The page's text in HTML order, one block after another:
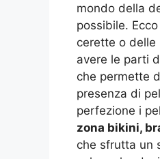
mondo della
possibile.
cerette o delle
avere le parti
che permette
presenza di
perfezione i
zona bikini,
che sfrutta un